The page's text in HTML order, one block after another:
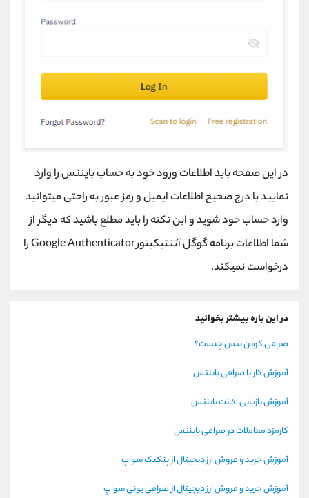
در این صفحه باید اطلاعات ورود خود به حساب بایننس را وارد
نمایید با درج صحیح اطلاعات ایمیل و رمز عبور به راحتی میتوانید
وارد حساب خود شوید و این نکته را باید مطلع باشید که دیگر از
شما اطلاعات برنامه گوگل آتنتیکیتورGoogle Authenticatorرا
درخواست نمیکند.
در این باره بیشتر بخوانید
صرافی کوین بیس چیست؟
آموزش کار با صرافی بایننس
آموزش بازیابی اکانت بایننس
کارمزد معاملات در صرافی بایننس
آموزش خرید و فروش ارز دیجیتال از پنکیک سواپ
آموزش خرید و فروش ارز دیجیتال از صرافی یونی سواپ